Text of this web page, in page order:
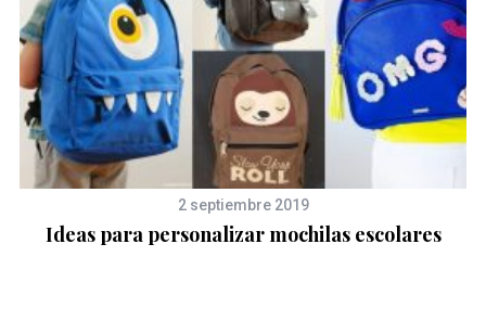
2 septiembre 2019
Ideas para personalizar mochilas escolares